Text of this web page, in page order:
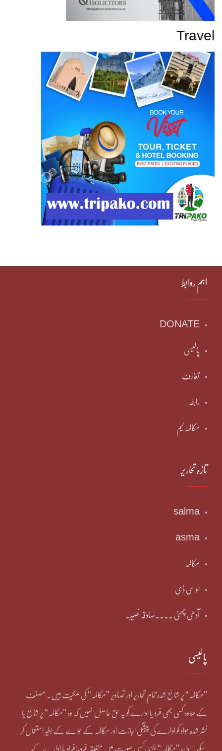
Travel
اہم روابط
DONATE
پالیسی
تعارف
رابطہ
مکالمہ ٹیم
تازہ تحاریر
salma
asma
مکالمہ
او سی ڈی
آدھی چھٹی ۔۔۔۔صادقہ نصیر۔
پالیسی
”مکالمہ“ پر شائع شدہ تمام تحاریر اور تصاویر ”مکالمہ“ کی ملکیت ہیں۔ مصنف
کے علاوہ کسی بھی فرد یا ادارے کو یہ حق حاصل نہیں کہ وہ ”مکالمہ“ پر شائع یا
نشر شدہ مواد کو ادارے کی پیشگی اجازت اور مکالمہ کے حوالے کے بغیر استعمال کر
سکے۔ ادارہ ”مکالمہ“ ایسی کسی صورت میں متعلقہ فرد، افراد یا ادارے کے